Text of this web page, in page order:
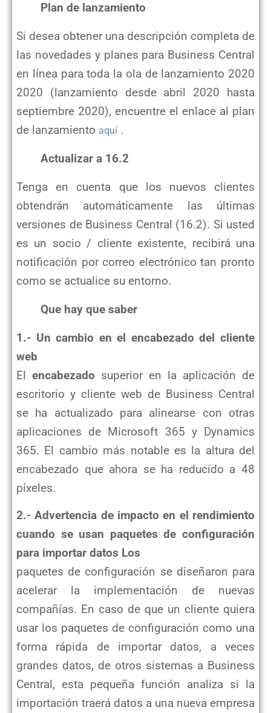
Plan de lanzamiento
Si desea obtener una descripción completa de
las novedades y planes para Business Central
en línea para toda la ola de lanzamiento 2020
2020 (lanzamiento desde abril 2020 hasta
septiembre 2020), encuentre el enlace al plan
de lanzamiento aquí .
Actualizar a 16.2
Tenga en cuenta que los nuevos clientes
obtendrán automáticamente las últimas
versiones de Business Central (16.2). Si usted
es un socio / cliente existente, recibirá una
notificación por correo electrónico tan pronto
como se actualice su entorno.
Que hay que saber
1.- Un cambio en el encabezado del cliente
web
El encabezado superior en la aplicación de
escritorio y cliente web de Business Central
se ha actualizado para alinearse con otras
aplicaciones de Microsoft 365 y Dynamics
365. El cambio más notable es la altura del
encabezado que ahora se ha reducido a 48
píxeles.
2.- Advertencia de impacto en el rendimiento
cuando se usan paquetes de configuración
para importar datos Los
paquetes de configuración se diseñaron para
acelerar la implementación de nuevas
compañías. En caso de que un cliente quiera
usar los paquetes de configuración como una
forma rápida de importar datos, a veces
grandes datos, de otros sistemas a Business
Central, esta pequeña función analiza si la
importación traerá datos a una nueva empresa